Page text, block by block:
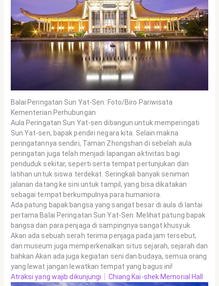
Balai Peringatan Sun Yat-Sen. Foto/Biro Pariwisata
Kementerian Perhubungan
Aula Peringatan Sun Yat-sen dibangun untuk memperingati
Sun Yat-sen, bapak pendiri negara kita. Selain makna
peringatannya sendiri, Taman Zhongshan di sebelah aula
peringatan juga telah menjadi lapangan aktivitas bagi
penduduk sekitar, seperti serta tempat pertunjukan dan
latihan untuk siswa terdekat. Seringkali banyak seniman
jalanan datang ke sini untuk tampil, yang bisa dikatakan
sebagai tempat berkumpulnya para humaniora.
Ada patung bapak bangsa yang sangat besar di aula di lantai
pertama Balai Peringatan Sun Yat-Sen. Melihat patung bapak
bangsa dan para penjaga di sampingnya sangat khusyuk.
Akan ada sebuah serah terima penjaga pada jam tersebut,
dan museum juga memperkenalkan situs sejarah, sejarah dan
bahkan Akan ada juga kegiatan seni dan budaya, semua orang
yang lewat jangan lewatkan tempat yang bagus ini!
Atraksi yang wajib dikunjungi｜Chiang Kai-shek Memorial Hall